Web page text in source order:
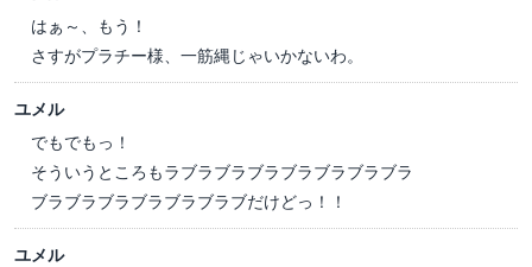
はぁ～、もう！
さすがプラチー様、一筋縄じゃいかないわ。
ユメル
でもでもっ！
そういうところもラブラブラブラブラブラブラブラ
ブラブラブラブラブラブラブだけどっ！！
ユメル